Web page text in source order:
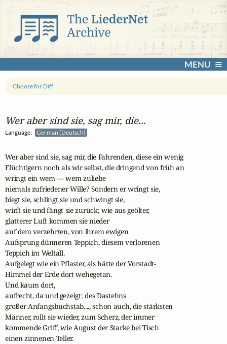
MENU
Wer aber sind sie, sag mir, die...
Language: German (Deutsch)
Choose for Diff
Wer aber sind sie, sag mir, die Fahrenden, diese ein wenig
Flüchtigern noch als wir selbst, die dringend von früh an
wringt ein wem — wem zuliebe
niemals zufriedener Wille? Sondern er wringt sie,
biegt sie, schlingt sie und schwingt sie,
wirft sie und fängt sie zurück; wie aus geölter,
glatterer Luft kommen sie nieder
auf dem verzehrten, von ihrem ewigen
Aufsprung dünneren Teppich, diesem verlorenen
Teppich im Weltall.
Aufgelegt wie ein Pflaster, als hätte der Vorstadt-
Himmel der Erde dort wehegetan.
Und kaum dort,
aufrecht, da und gezeigt: des Dastehns
großer Anfangsbuchstab...., schon auch, die stärksten
Männer, rollt sie wieder, zum Scherz, der immer
kommende Griff, wie August der Starke bei Tisch
einen zinnenen Teller.